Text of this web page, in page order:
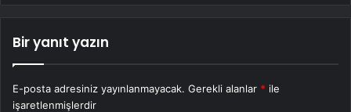
Bir yanıt yazın
E-posta adresiniz yayınlanmayacak. Gerekli alanlar * ile
işaretlenmişlerdir